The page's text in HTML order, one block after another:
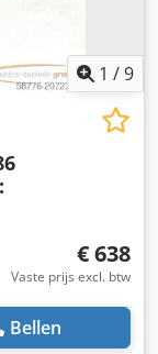
1 /9
€ 638
Vaste prijs excl. btw
Bellen